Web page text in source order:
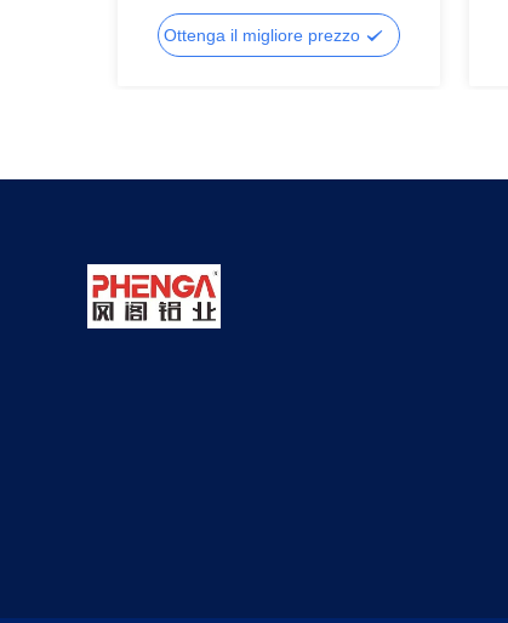
precisione
Ottenga il migliore prezzo